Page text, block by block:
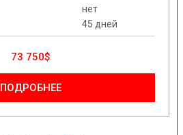
нет
45 дней
73 750$
ПОДРОБНЕЕ